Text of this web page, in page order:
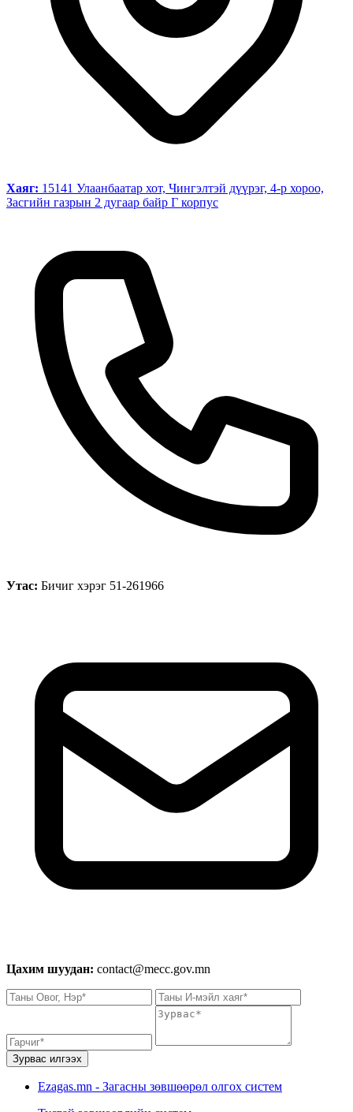
Хаяг: 15141 Улаанбаатар хот, Чингэлтэй дүүрэг, 4-р хороо,
Засгийн газрын 2 дугаар байр Г корпус
Утас: Бичиг хэрэг 51-261966
Цахим шуудан: contact@mecc.gov.mn
Зурвас илгээх
Ezagas.mn - Загасны зөвшөөрөл олгох систем